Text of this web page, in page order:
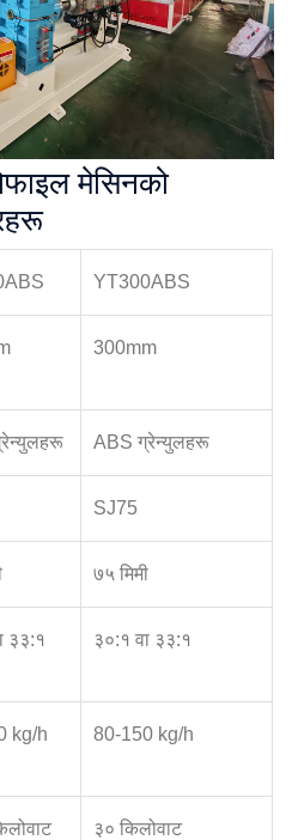
मेसिनको
YT300ABS
300mm
ABS ग्रेन्युलहरू
SJ75
७५ मिमी
३३:१ ३०:१ वा ३३:१
kg/h 80-150 kg/h
३० किलोवाट